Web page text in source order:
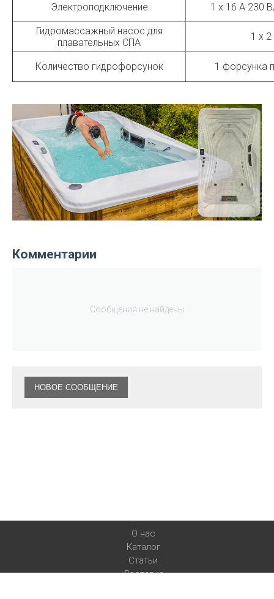
Электроподключение 1 x 16 А 230
Гидромассажный насос для
плавательных СПА
1 x 2
Количество гидрофорсунок 1 форсунка
Комментарии
Сообщения не найдены
НОВОЕ СООБЩЕНИЕ
О нас
Каталог
Статьи
Доставка